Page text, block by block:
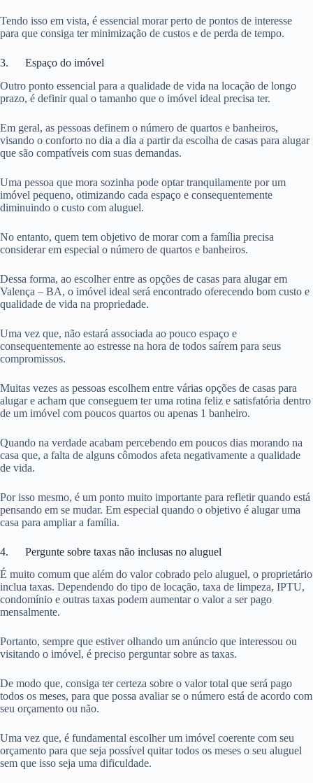
Tendo isso em vista, é essencial morar perto de pontos de interesse
para que consiga ter minimização de custos e de perda de tempo.
3. Espaço do imóvel
Outro ponto essencial para a qualidade de vida na locação de longo
prazo, é definir qual o tamanho que o imóvel ideal precisa ter.
Em geral, as pessoas definem o número de quartos e banheiros,
visando o conforto no dia a dia a partir da escolha de casas para alugar
que são compatíveis com suas demandas.
Uma pessoa que mora sozinha pode optar tranquilamente por um
imóvel pequeno, otimizando cada espaço e consequentemente
diminuindo o custo com aluguel.
No entanto, quem tem objetivo de morar com a família precisa
considerar em especial o número de quartos e banheiros.
Dessa forma, ao escolher entre as opções de casas para alugar em
Valença – BA, o imóvel ideal será encontrado oferecendo bom custo e
qualidade de vida na propriedade.
Uma vez que, não estará associada ao pouco espaço e
consequentemente ao estresse na hora de todos saírem para seus
compromissos.
Muitas vezes as pessoas escolhem entre várias opções de casas para
alugar e acham que conseguem ter uma rotina feliz e satisfatória dentro
de um imóvel com poucos quartos ou apenas 1 banheiro.
Quando na verdade acabam percebendo em poucos dias morando na
casa que, a falta de alguns cômodos afeta negativamente a qualidade
de vida.
Por isso mesmo, é um ponto muito importante para refletir quando está
pensando em se mudar. Em especial quando o objetivo é alugar uma
casa para ampliar a família.
4. Pergunte sobre taxas não inclusas no aluguel
É muito comum que além do valor cobrado pelo aluguel, o proprietário
inclua taxas. Dependendo do tipo de locação, taxa de limpeza, IPTU,
condomínio e outras taxas podem aumentar o valor a ser pago
mensalmente.
Portanto, sempre que estiver olhando um anúncio que interessou ou
visitando o imóvel, é preciso perguntar sobre as taxas.
De modo que, consiga ter certeza sobre o valor total que será pago
todos os meses, para que possa avaliar se o número está de acordo com
seu orçamento ou não.
Uma vez que, é fundamental escolher um imóvel coerente com seu
orçamento para que seja possível quitar todos os meses o seu aluguel
sem que isso seja uma dificuldade.